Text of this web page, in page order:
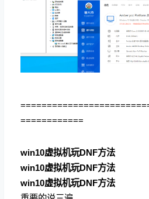
============
win10虚拟机玩DNF方法
win10虚拟机玩DNF方法
win10虚拟机玩DNF方法